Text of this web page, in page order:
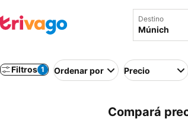
Destino
Filtros 1 Ordenar por Precio
Compará